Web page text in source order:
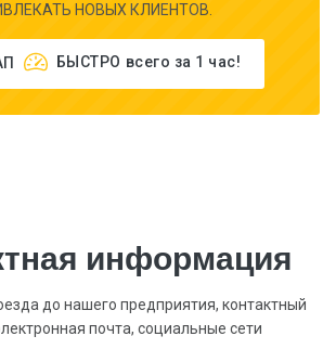
НОВЫХ КЛИЕНТОВ.
БЫСТРО всего за 1 час!
информация
до нашего предприятия, контактный
почта, социальные сети